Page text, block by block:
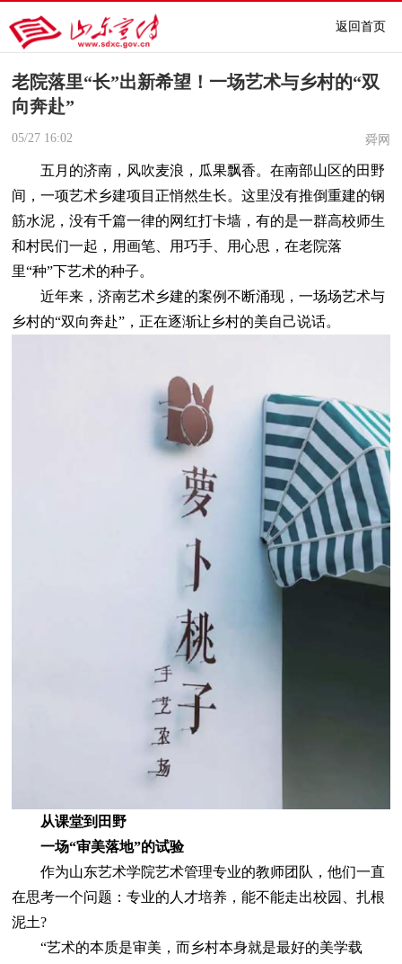
返回首页
老院落里“长”出新希望！一场艺术与乡村的“双
向奔赴”
05/27 16:02 舜网
五月的济南，风吹麦浪，瓜果飘香。在南部山区的田野
间，一项艺术乡建项目正悄然生长。这里没有推倒重建的钢
筋水泥，没有千篇一律的网红打卡墙，有的是一群高校师生
和村民们一起，用画笔、用巧手、用心思，在老院落
里“种”下艺术的种子。
近年来，济南艺术乡建的案例不断涌现，一场场艺术与
乡村的“双向奔赴”，正在逐渐让乡村的美自己说话。
从课堂到田野
一场“审美落地”的试验
作为山东艺术学院艺术管理专业的教师团队，他们一直
在思考一个问题：专业的人才培养，能不能走出校园、扎根
泥土?
“艺术的本质是审美，而乡村本身就是最好的美学载